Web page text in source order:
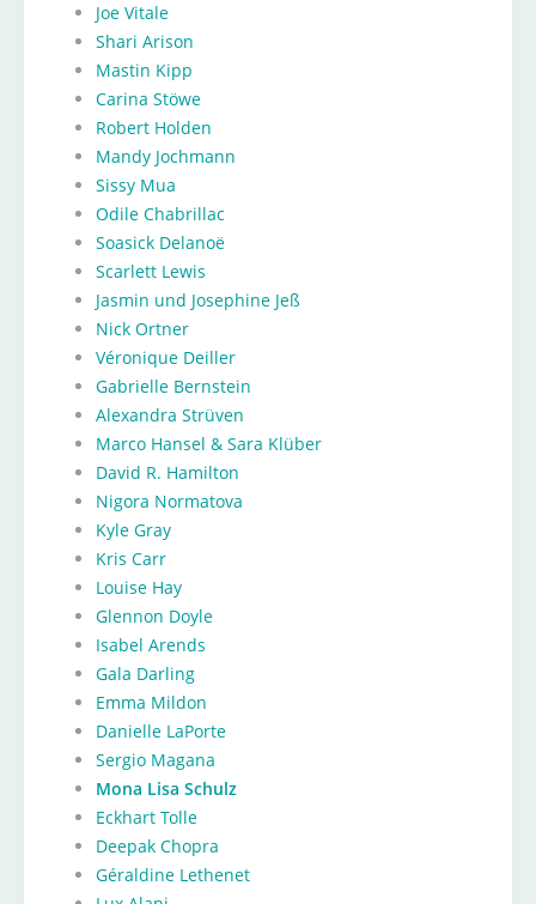
Joe Vitale
Shari Arison
Mastin Kipp
Carina Stöwe
Robert Holden
Mandy Jochmann
Sissy Mua
Odile Chabrillac
Soasick Delanoë
Scarlett Lewis
Jasmin und Josephine Jeß
Nick Ortner
Véronique Deiller
Gabrielle Bernstein
Alexandra Strüven
Marco Hansel & Sara Klüber
David R. Hamilton
Nigora Normatova
Kyle Gray
Kris Carr
Louise Hay
Glennon Doyle
Isabel Arends
Gala Darling
Emma Mildon
Danielle LaPorte
Sergio Magana
Mona Lisa Schulz
Eckhart Tolle
Deepak Chopra
Géraldine Lethenet